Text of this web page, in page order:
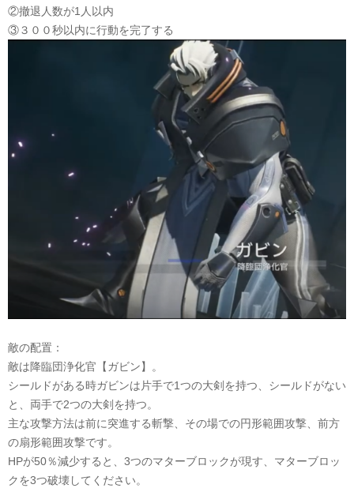
②撤退人数が1人以内
③３００秒以内に行動を完了する
敵の配置：
敵は降臨団浄化官【ガビン】。
シールドがある時ガビンは片手で1つの大剣を持つ、シールドがない
と、両手で2つの大剣を持つ。
主な攻撃方法は前に突進する斬撃、その場での円形範囲攻撃、前方
の扇形範囲攻撃です。
HPが50％減少すると、3つのマターブロックが現す、マターブロッ
クを3つ破壊してください。